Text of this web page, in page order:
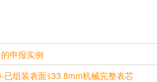
申报实例
已组装表面≤33.8mm机械完整表芯